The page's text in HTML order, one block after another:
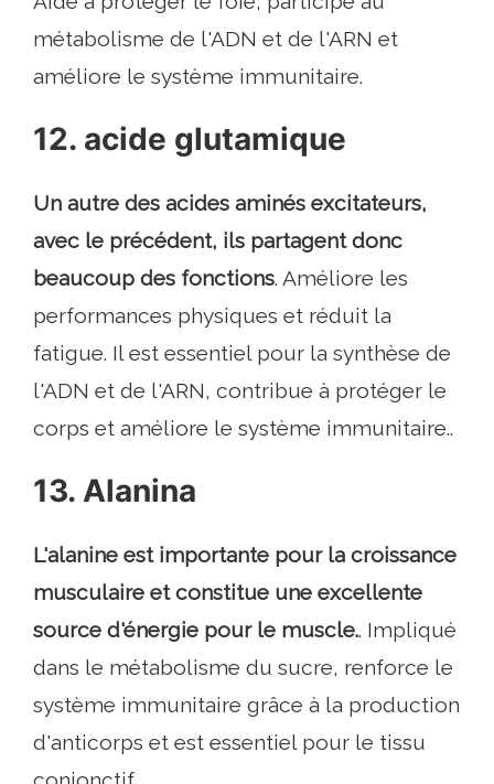
métabolisme de l'ADN et de l'ARN et
améliore le système immunitaire.
12. acide glutamique
Un autre des acides aminés excitateurs,
avec le précédent, ils partagent donc
beaucoup des fonctions. Améliore les
performances physiques et réduit la
fatigue. Il est essentiel pour la synthèse de
l'ADN et de l'ARN, contribue à protéger le
corps et améliore le système immunitaire..
13. Alanina
L'alanine est importante pour la croissance
musculaire et constitue une excellente
source d'énergie pour le muscle.. Impliqué
dans le métabolisme du sucre, renforce le
système immunitaire grâce à la production
d'anticorps et est essentiel pour le tissu